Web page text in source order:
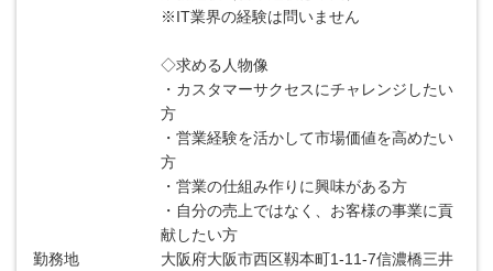
※IT業界の経験は問いません
◇求める人物像
・カスタマーサクセスにチャレンジしたい
方
・営業経験を活かして市場価値を高めたい
方
・営業の仕組み作りに興味がある方
・自分の売上ではなく、お客様の事業に貢
献したい方
勤務地
大阪府大阪市西区靱本町1-11-7信濃橋三井